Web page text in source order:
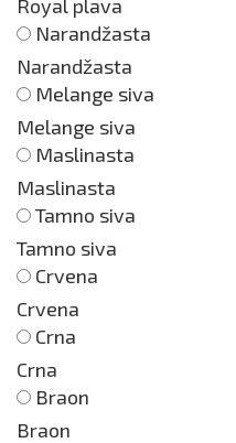
Royal plava
Narandžasta
Narandžasta
Melange siva
Melange siva
Maslinasta
Maslinasta
Tamno siva
Tamno siva
Crvena
Crvena
Crna
Crna
Braon
Braon